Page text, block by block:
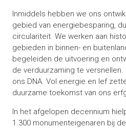
Inmiddels hebben we ons
gebied van energiebesparing,
circulariteit. We werken aan
gebieden in binnen- en
begeleiden de uitvoering en
de verduurzaming te
ons DNA. Vol energie en lef
duurzame toekomst van ons
In het afgelopen decennium
1.300 monumenteigenaren bij